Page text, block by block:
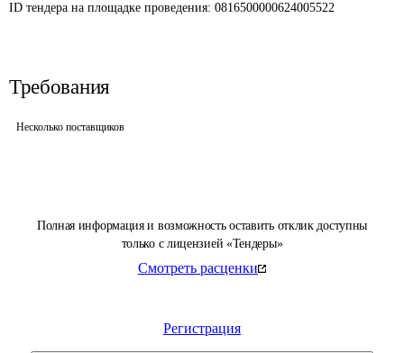
Полная информация и возможность оставить отклик доступны
только с лицензией «Тендеры»
Смотреть расценки
Регистрация
ID тендера на площадке проведения: 0816500000624005522
Требования
Несколько поставщиков